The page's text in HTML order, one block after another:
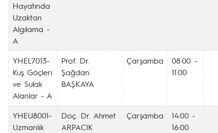
Hayatında
Uzaktan
Algılama -
A
YHEL7013-
Kuş Göçleri
ve Sulak
Alanlar - A
Prof. Dr.
Şağdan
BAŞKAYA
Çarşamba
08:00 -
11:00
YHEU8001-
Uzmanlık
Doç. Dr. Ahmet
ARPACIK
Çarşamba
14:00 -
16:00